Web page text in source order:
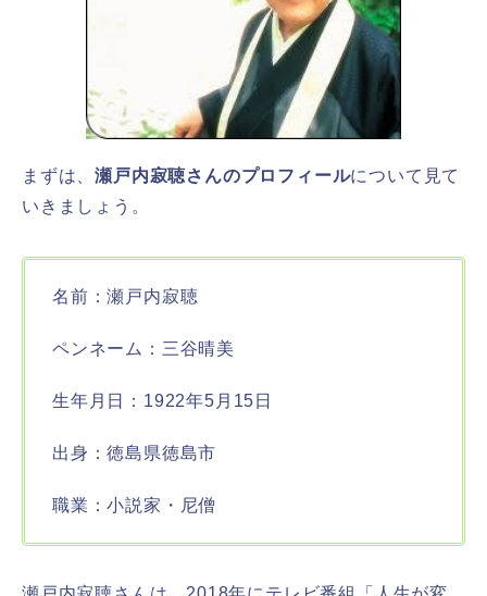
まずは、瀬戸内寂聴さんのプロフィールについて見て
いきましょう。
名前：瀬戸内寂聴
ペンネーム：三谷晴美
生年月日：1922年5月15日
出身：徳島県徳島市
職業：小説家・尼僧